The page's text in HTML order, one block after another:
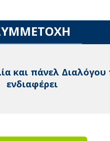
και πάνελ
ενδιαφέρει